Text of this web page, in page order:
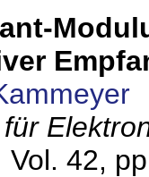
Vol. 42,